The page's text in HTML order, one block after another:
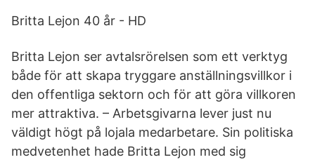
Britta Lejon 40 år - HD
Britta Lejon ser avtalsrörelsen som ett verktyg
både för att skapa tryggare anställningsvillkor i
den offen­tliga sektorn och för att göra villkoren
mer attraktiva. – Arbetsgivarna lever just nu
väldigt högt på lojala medarbetare. Sin politiska
medvetenhet hade Britta Lejon med sig